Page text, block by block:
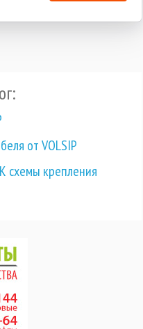
от VOLSIP
схемы крепления